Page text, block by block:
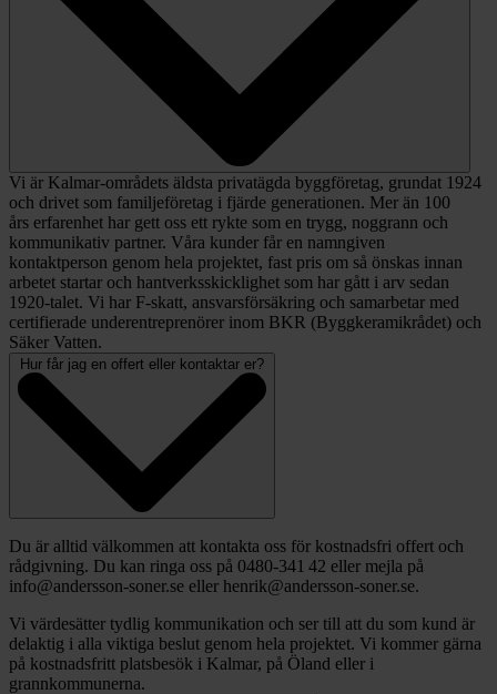
Vi är Kalmar-områdets äldsta privatägda byggföretag, grundat 1924
och drivet som familjeföretag i fjärde generationen. Mer än 100
års erfarenhet har gett oss ett rykte som en trygg, noggrann och
kommunikativ partner. Våra kunder får en namngiven
kontaktperson genom hela projektet, fast pris om så önskas innan
arbetet startar och hantverksskicklighet som har gått i arv sedan
1920-talet. Vi har F-skatt, ansvarsförsäkring och samarbetar med
certifierade underentreprenörer inom BKR (Byggkeramikrådet) och
Säker Vatten.
Hur får jag en offert eller kontaktar er?
Du är alltid välkommen att kontakta oss för kostnadsfri offert och
rådgivning. Du kan ringa oss på 0480‑341 42 eller mejla på
info@andersson-soner.se eller henrik@andersson-soner.se.
Vi värdesätter tydlig kommunikation och ser till att du som kund är
delaktig i alla viktiga beslut genom hela projektet. Vi kommer gärna
på kostnadsfritt platsbesök i Kalmar, på Öland eller i
grannkommunerna.